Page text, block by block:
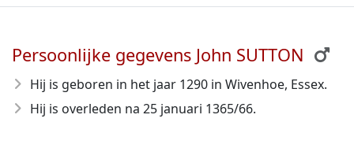
Persoonlijke gegevens John SUTTON
Hij is geboren in het jaar 1290 in Wivenhoe, Essex.
Hij is overleden na 25 januari 1365/66.